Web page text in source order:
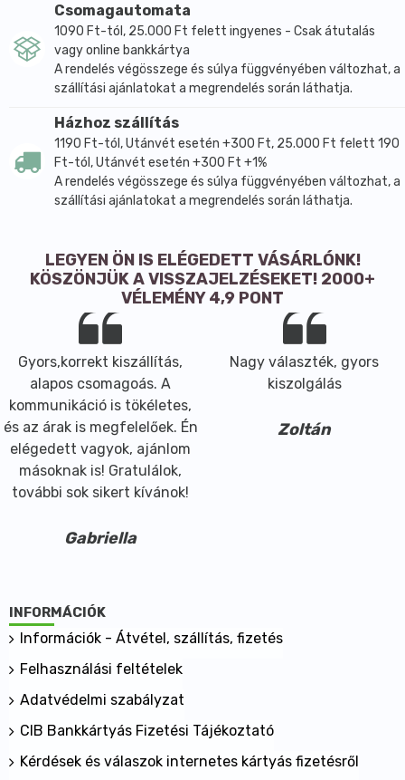
Csomagautomata
1090 Ft-tól, 25.000 Ft felett ingyenes - Csak átutalás
vagy online bankkártya
A rendelés végösszege és súlya függvényében változhat, a
szállítási ajánlatokat a megrendelés során láthatja.
Házhoz szállítás
1190 Ft-tól, Utánvét esetén +300 Ft, 25.000 Ft felett 190
Ft-tól, Utánvét esetén +300 Ft +1%
A rendelés végösszege és súlya függvényében változhat, a
szállítási ajánlatokat a megrendelés során láthatja.
LEGYEN ÖN IS ELÉGEDETT VÁSÁRLÓNK!
KÖSZÖNJÜK A VISSZAJELZÉSEKET! 2000+
VÉLEMÉNY 4,9 PONT
Gyors,korrekt kiszállítás,
alapos csomagoás. A
kommunikáció is tökéletes,
és az árak is megfelelőek. Én
elégedett vagyok, ajánlom
másoknak is! Gratulálok,
további sok sikert kívánok!
Gabriella
Nagy választék, gyors
kiszolgálás
Zoltán
INFORMÁCIÓK
Információk - Átvétel, szállítás, fizetés
Felhasználási feltételek
Adatvédelmi szabályzat
CIB Bankkártyás Fizetési Tájékoztató
Kérdések és válaszok internetes kártyás fizetésről